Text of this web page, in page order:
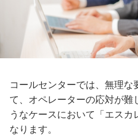
コールセンターでは、無理な
て、オペレーターの応対が難
うなケースにおいて「エス
なります。